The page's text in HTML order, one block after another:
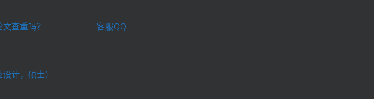
查重吗？
计，硕士）
客服QQ